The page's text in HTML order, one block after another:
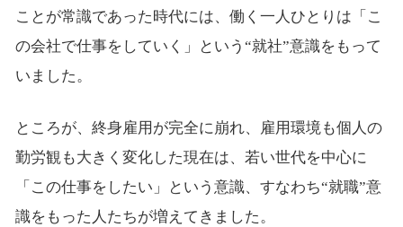
ことが常識であった時代には、働く一人ひとりは「こ
の会社で仕事をしていく」という“就社”意識をもって
いました。
ところが、終身雇用が完全に崩れ、雇用環境も個人の
勤労観も大きく変化した現在は、若い世代を中心に
「この仕事をしたい」という意識、すなわち“就職”意
識をもった人たちが増えてきました。